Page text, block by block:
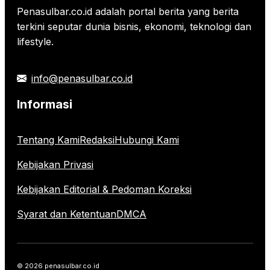
Penasulbar.co.id adalah portal berita yang berita
terkini seputar dunia bisnis, ekonomi, teknologi dan
lifestyle.
info@penasulbar.co.id
Informasi
Tentang KamiRedaksiHubungi Kami
Kebijakan Privasi
Kebijakan Editorial & Pedoman Koreksi
Syarat dan KetentuanDMCA
© 2026 penasulbar.co.id